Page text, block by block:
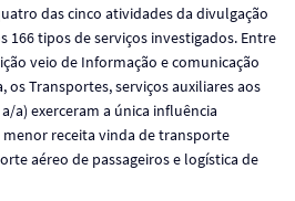
das cinco atividades da divulgação
166 tipos de serviços investigados. Entre
veio de Informação e comunicação
os Transportes, serviços auxiliares aos
a) exerceram a única influência
receita vinda de transporte
aéreo de passageiros e logística de